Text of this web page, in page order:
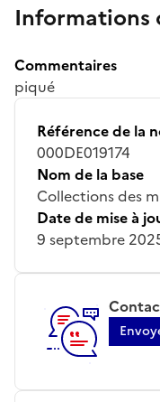
Informations
Commentaires
piqué
Référence de la
000DE019174
Nom de la base
Collections des
Date de mise à
9 septembre